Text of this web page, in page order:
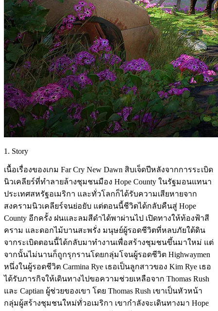
1. Story
เนื้อเรื่องของเกม Far Cry New Dawn สิบเจ็ดปีหลังจากการระเบิด
นิวเคลียร์ที่ทำลายล้างชุมชนมือง Hope County ในรัฐมอนแทนา
ประเทศสหรัฐอเมริกา และทั่วโลกก็ได้รับความเสียหายจาก
สงครามนิวเคลียร์จนย่อยับ แต่ตอนนี้ชีวิตได้กลับคืนสู่ Hope
County อีกครั้ง ฝนและลมสีดำได้พาผ่านไป เปิดทางให้ท้องฟ้าสี
คราม และดอกไม้บานสะพรั่ง มนุษย์ผู้รอดชีวิตที่หลบภัยใต้ดิน
จากระเบิดตอนนี้ได้กลับมาทำงานเพื่อสร้างชุมชนขึ้นมาใหม่ แต่
จากนั้นไม่นานก็ถูกรุกรานโดยกลุ่มโจนผู้รอดชีวิต Highwaymen
หนึ่งในผู้รอดชีวิต Carmina Rye เธอเป็นลูกสาวของ Kim Rye เธอ
ได้รับภารกิจให้เดินทางไปขอความช่วยเหลือจาก Thomas Rush
และ Captian ผู้ช่วยของเขา โดย Thomas Rush เขาเป็นหัวหน้า
กลุ่มผู้สร้างชุมชนใหม่ทั่วอเมริกา เขากำลังจะเดินทางมา Hope